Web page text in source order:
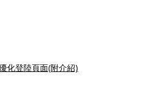
化登陸頁面(附介紹)